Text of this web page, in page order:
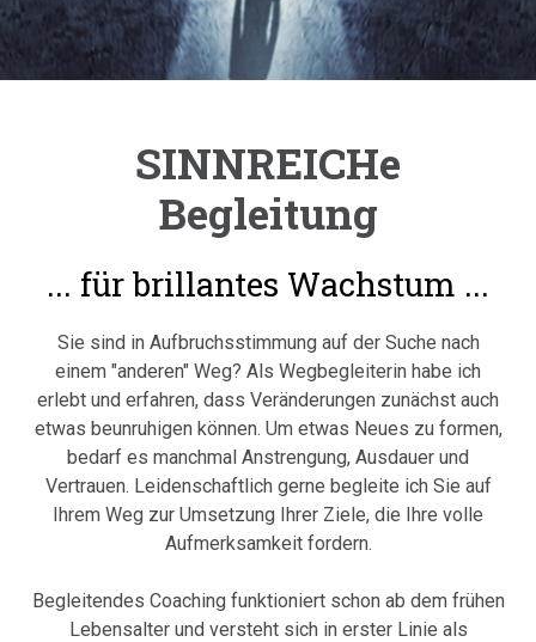
SINNREICHe
Begleitung
... für brillantes Wachstum ...
Sie sind in Aufbruchsstimmung auf der Suche nach
einem "anderen" Weg? Als Wegbegleiterin habe ich
erlebt und erfahren, dass Veränderungen zunächst auch
etwas beunruhigen können. Um etwas Neues zu formen,
bedarf es manchmal Anstrengung, Ausdauer und
Vertrauen. Leidenschaftlich gerne begleite ich Sie auf
Ihrem Weg zur Umsetzung Ihrer Ziele, die Ihre volle
Aufmerksamkeit fordern.
Begleitendes Coaching funktioniert schon ab dem frühen
Lebensalter und versteht sich in erster Linie als